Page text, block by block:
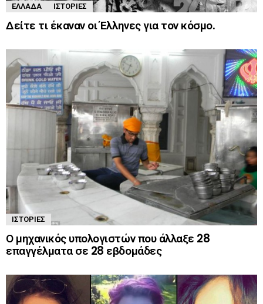
ΕΛΛΆΔΑ ΙΣΤΟΡΊΕΣ
Δείτε τι έκαναν οι Έλληνες για τον κόσμο.
ΙΣΤΟΡΊΕΣ
Ο μηχανικός υπολογιστών που άλλαξε 28
επαγγέλματα σε 28 εβδομάδες